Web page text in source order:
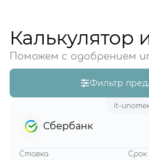
Калькулятор
Поможем с одобрением
Фильтр
it-
Сбербанк
Ставка Срок